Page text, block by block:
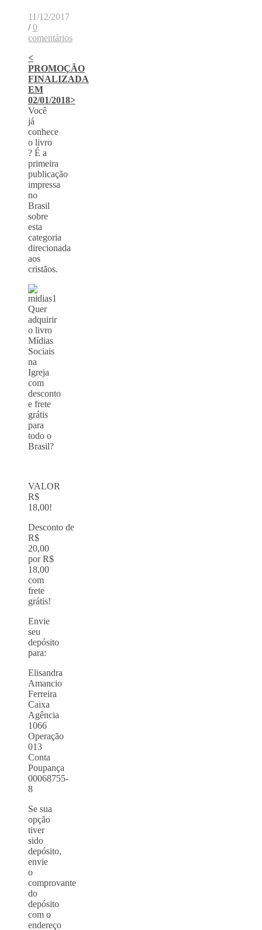
11/12/2017
/ 0
comentários
<
PROMOÇÃO
FINALIZADA
EM
02/01/2018>
Você
já
conhece
o livro
? É a
primeira
publicação
impressa
no
Brasil
sobre
esta
categoria
direcionada
aos
cristãos.
Quer
adquirir
o livro
Mídias
Sociais
na
Igreja
com
desconto
e frete
grátis
para
todo o
Brasil?
VALOR
R$
18,00!
Desconto de
R$
20,00
por R$
18,00
com
frete
grátis!
Envie
seu
depósito
para:
Elisandra
Amancio
Ferreira
Caixa
Agência
1066
Operação
013
Conta
Poupança
00068755-
8
Se sua
opção
tiver
sido
depósito,
envie
o
comprovante
do
depósito
com o
endereço